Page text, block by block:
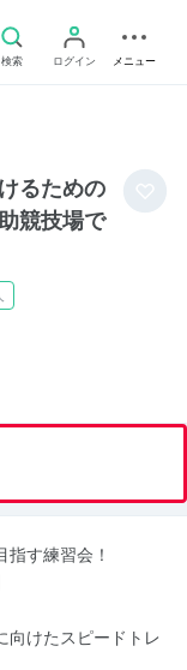
検索
ログイン メニュー
るための
競技場で
す練習会！
向けたスピードトレ